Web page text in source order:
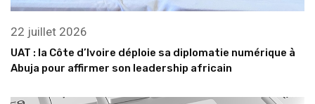
22 juillet 2026
UAT : la Côte d’Ivoire déploie sa diplomatie numérique à
Abuja pour affirmer son leadership africain